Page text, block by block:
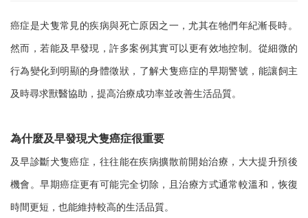
癌症是犬隻常見的疾病與死亡原因之一，尤其在牠們年紀漸長時。
然而，若能及早發現，許多案例其實可以更有效地控制。從細微的
行為變化到明顯的身體徵狀，了解犬隻癌症的早期警號，能讓飼主
及時尋求獸醫協助，提高治療成功率並改善生活品質。
為什麼及早發現犬隻癌症很重要
及早診斷犬隻癌症，往往能在疾病擴散前開始治療，大大提升預後
機會。早期癌症更有可能完全切除，且治療方式通常較溫和，恢復
時間更短，也能維持較高的生活品質。